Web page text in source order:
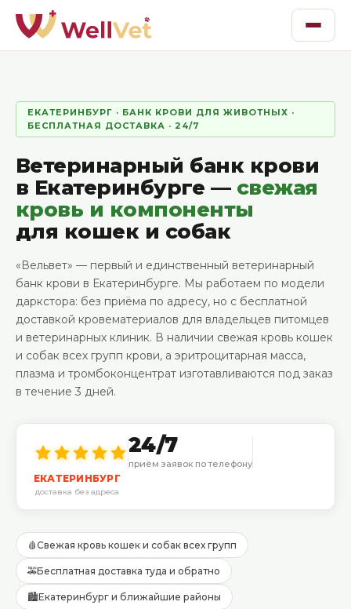
ЕКАТЕРИНБУРГ · БАНК КРОВИ ДЛЯ ЖИВОТНЫХ ·
БЕСПЛАТНАЯ ДОСТАВКА · 24/7
Ветеринарный банк крови
в Екатеринбурге — свежая
кровь и компоненты
для кошек и собак
«Вельвет» — первый и единственный ветеринарный
банк крови в Екатеринбурге. Мы работаем по модели
даркстора: без приёма по адресу, но с бесплатной
доставкой кровематериалов для владельцев питомцев
и ветеринарных клиник. В наличии свежая кровь кошек
и собак всех групп крови, а эритроцитарная масса,
плазма и тромбоконцентрат изготавливаются под заказ
в течение 3 дней.
24/7
приём заявок по телефону
ЕКАТЕРИНБУРГ
доставка без адреса
🩸Свежая кровь кошек и собак всех групп
🚕Бесплатная доставка туда и обратно
🏙️Екатеринбург и ближайшие районы